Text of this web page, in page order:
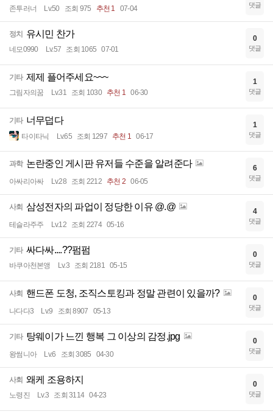
존투러너 Lv.50 조회 975 추천 1 07-04 댓글
정치 유시민 찬가
네모0990 Lv.57 조회 1065 07-01
0
댓글
기타 제제 플어주세요~~~
그림자의꿈 Lv.31 조회 1030 추천 1 06-30
1
댓글
기타 너무덥다
타이타닉 Lv.65 조회 1297 추천 1 06-17
1
댓글
과학 논란중인 게시판 유저들 수준을 알려준다
아싸리아싸 Lv.28 조회 2212 추천 2 06-05
6
댓글
사회 삼성전자의 파업이 정당한 이유 @.@
테슬라주주 Lv.12 조회 2274 05-16
4
댓글
기타 싸다싸....??펌펌
바쿠아천본앵 Lv.3 조회 2181 05-15
0
댓글
사회 핸드폰 도청, 조직스토킹과 정말 관련이 있을까?
나다다3 Lv.9 조회 8907 05-13
0
댓글
기타 탕웨이가 느낀 행복 그 이상의 감정.jpg
왕썸니아 Lv.6 조회 3085 04-30
0
댓글
사회 왜케 조용하지
노령진 Lv.3 조회 3114 04-23
0
댓글